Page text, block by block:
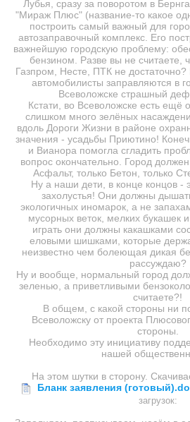
Лубья, сразу за поворотом в
"Мираж Плюс" (название-то какое
построить самый важный для
автозаправочный комплекс. Его
важнейшую городскую проблему:
бензином. Разве вы не считаете,
Газпром, Несте, ПТК не достаточно?
автомобилисты заправляются в
Всеволожске страшный
Кстати, во Всеволожске есть ещё
слишком много зелёных
вдоль Дороги Жизни в районе
значения - усадьбы Приютино!
и Вианора помогла сгладить
вопрос окончательно. Город
Асфальт, только Бетон, только
Ну а наши дети, в конце концов -
захолустья! Они должны
экологичных иномарок, а не
мусорных веток, мелких букашек
играть они должны какашками
еловыми шишками, которые
неизвестно чем болеющая дикая
рассуждаю?
Ну и вообще, нормальный город
зеленью, а приветливыми
считаете?!
В общем, с какой стороны ни
Всеволожску от проекта
стороны.
Необходимо эту инициативу
нашей
На этом шутки в сторону.
Бланк заявления
загрузок: